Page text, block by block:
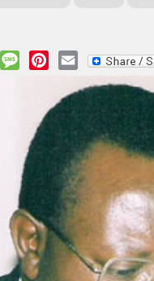
Viber MessagePinterest
Email